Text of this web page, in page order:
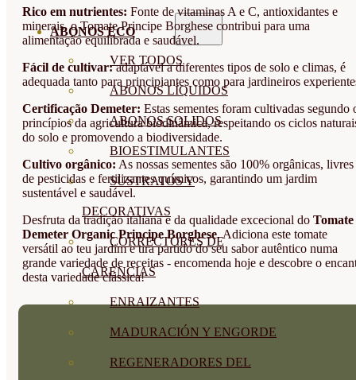
ABONOS ECO
VER TODOS
ABONOS LÍQUIDOS
ABONOS SOLIDOS
BIOESTIMULANTES
SUSTRATOS Y
DECORATIVAS
CORRECTORES DE
CARENCIAS
ENRAIZANTES
MADURACIÓN Y ENGORDE
REGENERADORES DEL
Rico em nutrientes: Fonte de vitaminas A e C, antioxidantes e
minerais, o Tomate Principe Borghese contribui para uma
alimentação equilibrada e saudável.
Fácil de cultivar:adaptável a diferentes tipos de solo e climas, é
adequada tanto para principiantes como para jardineiros
Certificação Demeter: Estas sementes foram cultivadas segundo
princípios da agricultura biodinâmica, respeitando os ciclos
do solo e promovendo a biodiversidade.
Cultivo orgânico: As nossas sementes são 100% orgânicas, livres
de pesticidas e fertilizantes químicos, garantindo um jardim
sustentável e saudável.
Desfruta da tradição italiana e da qualidade excecional do Tomate
Demeter Organic Principe Borghese. Adiciona este tomate
versátil ao teu jardim e tira partido do seu sabor autêntico numa
grande variedade de receitas - encomenda hoje e descobre o
desta variedade clássica!